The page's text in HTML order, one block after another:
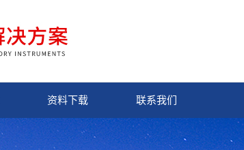
资料下载 联系我们